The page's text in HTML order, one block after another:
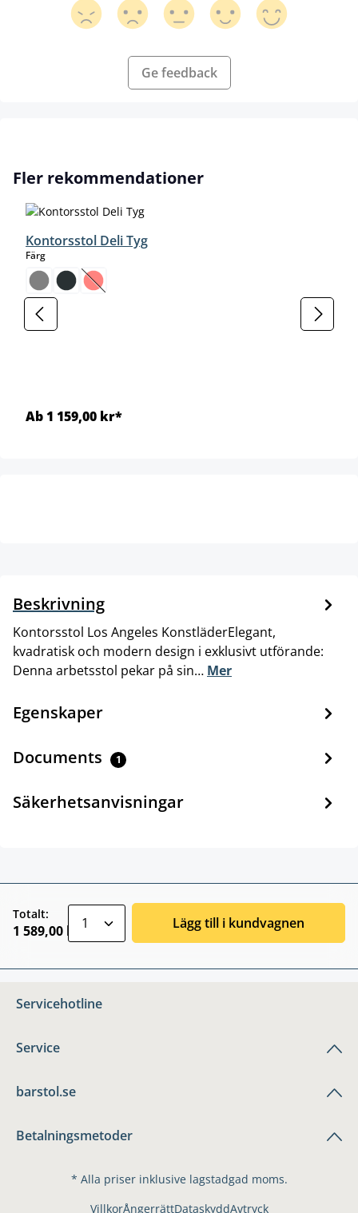
Ge feedback
Hoppa över produktgalleri
Fler rekommendationer
Kontorsstol Deli Tyg
Färgselect
(Det här alternativet är för närvarande inte tillgängligt.)
Ab 1 159,00 kr*
Beskrivning
Kontorsstol Los Angeles KonstläderElegant,
kvadratisk och modern design i exklusivt utförande:
Denna arbetsstol pekar på sin… Mer
Egenskaper
Documents 1
Säkerhetsanvisningar
Totalt:
1 589,00 kr Lägg till i kundvagnen
Servicehotline
Service
barstol.se
Betalningsmetoder
* Alla priser inklusive lagstadgad moms.
VillkorÅngerrättDataskyddAvtryck